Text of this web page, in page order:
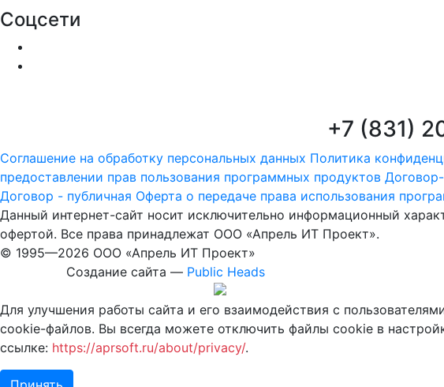
Соцсети
+7 (831)
Соглашение на обработку персональных данных Политика
предоставлении прав пользования программных продуктов
Договор - публичная Оферта о передаче права использования
Данный интернет-сайт носит исключительно информационный
офертой. Все права принадлежат ООО «Апрель ИТ Проект».
© 1995—2026 ООО «Апрель ИТ Проект»
Создание сайта — Public Heads
Для улучшения работы сайта и его взаимодействия с
cookie-файлов. Вы всегда можете отключить файлы cookie в
ссылке: https://aprsoft.ru/about/privacy/.